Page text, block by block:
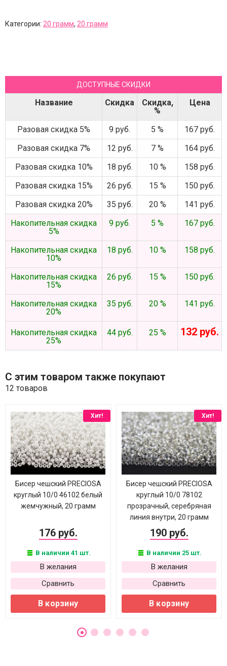
Категории: 20 грамм, 20 грамм
ДОСТУПНЫЕ СКИДКИ
Название Скидка
Скидка,
%
Цена
Разовая скидка 5% 9 руб. 5 %
167 руб.
Разовая скидка 7%
12 руб. 7 %
164 руб.
Разовая скидка 10%
18 руб. 10 %
158 руб.
Разовая скидка 15%
26 руб. 15 %
150 руб.
Разовая скидка 20%
35 руб. 20 %
141 руб.
Накопительная скидка
5%
9 руб. 5 % 167 руб.
Накопительная скидка
10%
18 руб. 10 % 158 руб.
Накопительная скидка
15%
26 руб. 15 % 150 руб.
Накопительная скидка
20%
35 руб. 20 % 141 руб.
Накопительная скидка
25%
44 руб. 25 % 132 руб.
С этим товаром также покупают
12 товаров
Хит!
Бисер чешский PRECIOSA
круглый 10/0 46102 белый
жемчужный, 20 грамм
176 руб.
В наличии 41 шт.
В желания
Сравнить
В корзину
Хит!
Бисер чешский PRECIOSA
круглый 10/0 78102
прозрачный, серебряная
линия внутри, 20 грамм
190 руб.
В наличии 25 шт.
В желания
Сравнить
В корзину